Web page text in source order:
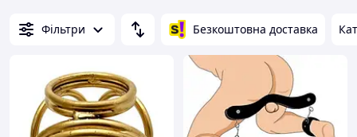
Фільтри Безкоштовна доставка